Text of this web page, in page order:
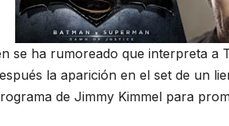
se ha rumoreado que interpreta a
la aparición en el set de un
de Jimmy Kimmel para